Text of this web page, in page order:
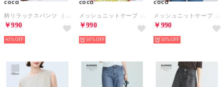
coca
￥990
41%
coca
￥990
50%
coca
￥990
50%